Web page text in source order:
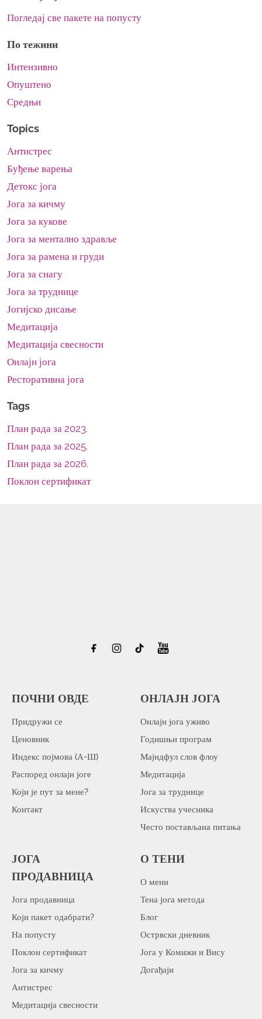
Погледај све пакете на попусту
По тежини
Интензивно
Опуштено
Средњи
Topics
Антистрес
Буђење варења
Детокс јога
Јога за кичму
Јога за кукове
Јога за ментално здравље
Јога за рамена и груди
Јога за снагу
Јога за труднице
Јогијско дисање
Медитација
Медитација свесности
Онлајн јога
Ресторативна јога
Tags
План рада за 2023.
План рада за 2025.
План рада за 2026.
Поклон сертификат
ПОЧНИ ОВДЕ
Придружи се
Ценовник
Индекс појмова (А-Ш)
Распоред онлајн јоге
Који је пут за мене?
Контакт
ОНЛАЈН ЈОГА
Онлајн јога уживо
Годишњи програм
Мајндфул слов флоу
Медитација
Јога за труднице
Искуства учесника
Често постављана питања
ЈОГА
ПРОДАВНИЦА
Јога продавница
Који пакет одабрати?
На попусту
Поклон сертификат
Јога за кичму
Антистрес
Медитација свесности
О ТЕНИ
О мени
Тена јога метода
Блог
Острвски дневник
Јога у Комижи и Вису
Догађаји